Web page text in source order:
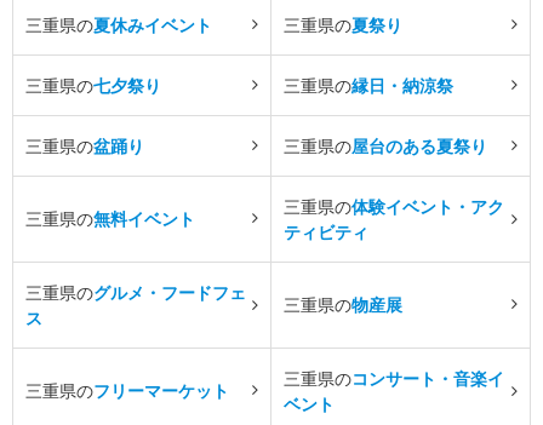
三重県の夏休みイベント 三重県の夏祭り
三重県の七夕祭り 三重県の縁日・納涼祭
三重県の盆踊り 三重県の屋台のある夏祭り
三重県の無料イベント
三重県の体験イベント・アク
ティビティ
三重県のグルメ・フードフェ
ス
三重県の物産展
三重県のフリーマーケット
三重県のコンサート・音楽イ
ベント